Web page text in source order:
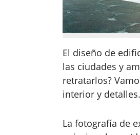
El diseño de
las ciudades y
retratarlos?
interior y detalles.
La fotografía de